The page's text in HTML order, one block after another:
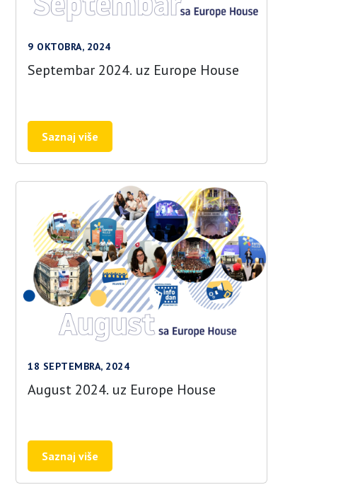
9 OKTOBRA, 2024
Septembar 2024. uz Europe House
Saznaj više
18 SEPTEMBRA, 2024
August 2024. uz Europe House
Saznaj više